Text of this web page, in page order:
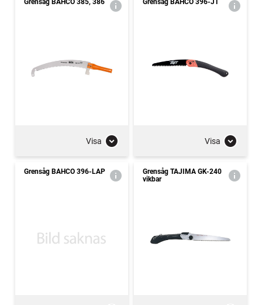
Grensåg BAHCO 385, 386
Visa
Grensåg BAHCO 396-JT
Visa
Grensåg BAHCO 396-LAP
Grensåg TAJIMA GK-240
vikbar